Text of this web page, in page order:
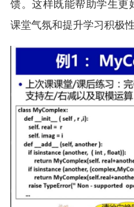
馈。这样既能帮助学生更
课堂气氛和提升学习积极性